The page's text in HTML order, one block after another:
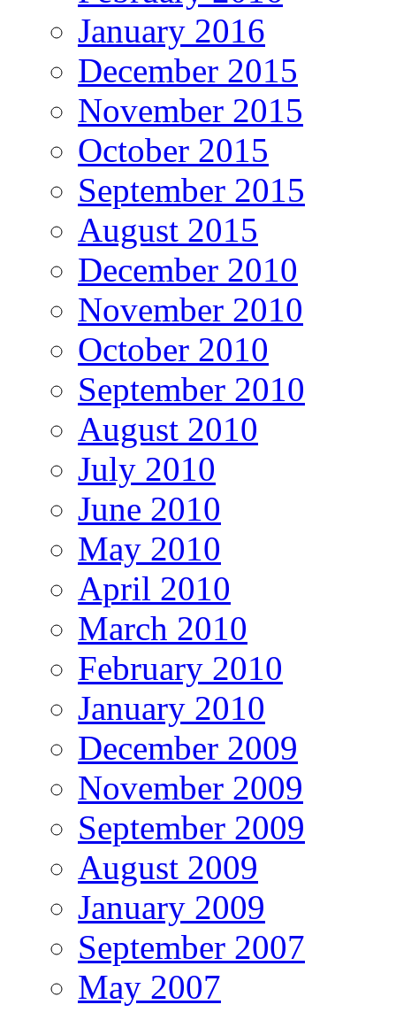
January 2016
December 2015
November 2015
October 2015
September 2015
August 2015
December 2010
November 2010
October 2010
September 2010
August 2010
July 2010
June 2010
May 2010
April 2010
March 2010
February 2010
January 2010
December 2009
November 2009
September 2009
August 2009
January 2009
September 2007
May 2007